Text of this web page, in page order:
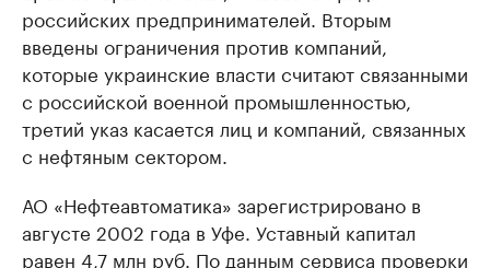
российских предпринимателей. Вторым
введены ограничения против компаний,
которые украинские власти считают связанными
с российской военной промышленностью,
третий указ касается лиц и компаний, связанных
с нефтяным сектором.
АО «Нефтеавтоматика» зарегистрировано в
августе 2002 года в Уфе. Уставный капитал
равен 4,7 млн руб. По данным сервиса проверки